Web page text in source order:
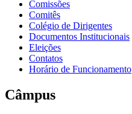
Comissões
Comitês
Colégio de Dirigentes
Documentos Institucionais
Eleições
Contatos
Horário de Funcionamento
Câmpus